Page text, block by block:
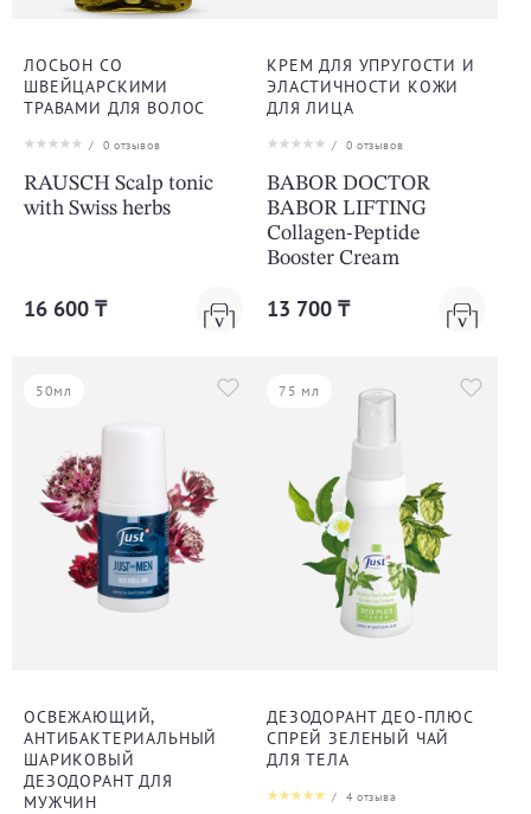
ЛОСЬОН СО
ШВЕЙЦАРСКИМИ
ТРАВАМИ ДЛЯ ВОЛОС
/ 0 отзывов
RAUSCH Scalp tonic
with Swiss herbs
16 600 ₸
КРЕМ ДЛЯ УПРУГОСТИ И
ЭЛАСТИЧНОСТИ КОЖИ
ДЛЯ ЛИЦА
/ 0 отзывов
BABOR DOCTOR
BABOR LIFTING
Collagen-Peptide
Booster Cream
13 700 ₸
50мл
ОСВЕЖАЮЩИЙ,
АНТИБАКТЕРИАЛЬНЫЙ
ШАРИКОВЫЙ
ДЕЗОДОРАНТ ДЛЯ
МУЖЧИН
75 мл
ДЕЗОДОРАНТ ДЕО-ПЛЮС
СПРЕЙ ЗЕЛЕНЫЙ ЧАЙ
ДЛЯ ТЕЛА
/ 4отзыва